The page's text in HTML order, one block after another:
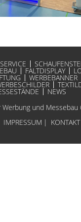
FALTDISPLAY
WERBEBANNER
NEWS
und Messebau
IMPRESSUM | KONTAKT